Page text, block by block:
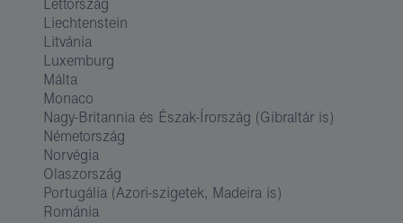
Lettország
Liechtenstein
Litvánia
Luxemburg
Málta
Monaco
Nagy-Britannia és Észak-Írország (Gibraltár is)
Németország
Norvégia
Olaszország
Portugália (Azori-szigetek, Madeira is)
Románia